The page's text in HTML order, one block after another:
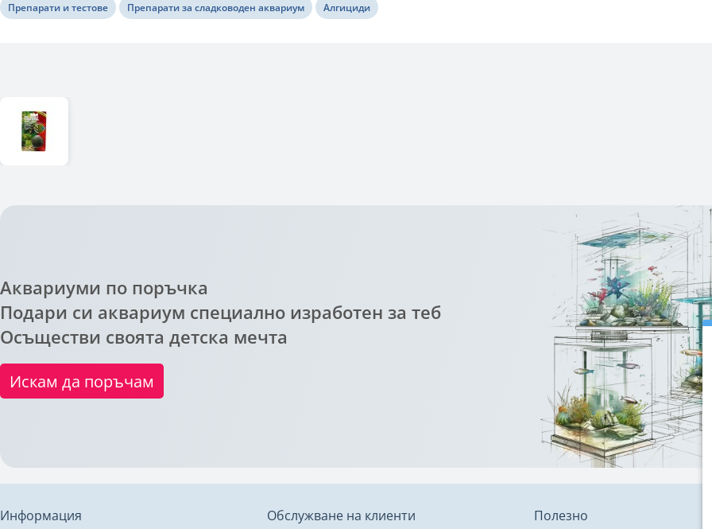
Препарати и тестове Препарати за сладководен аквариум Алгициди
Аквариуми по поръчка
Подари си аквариум специално изработен за теб
Осъществи своята детска мечта
Искам да поръчам
Информация Обслужване на клиенти Полезно